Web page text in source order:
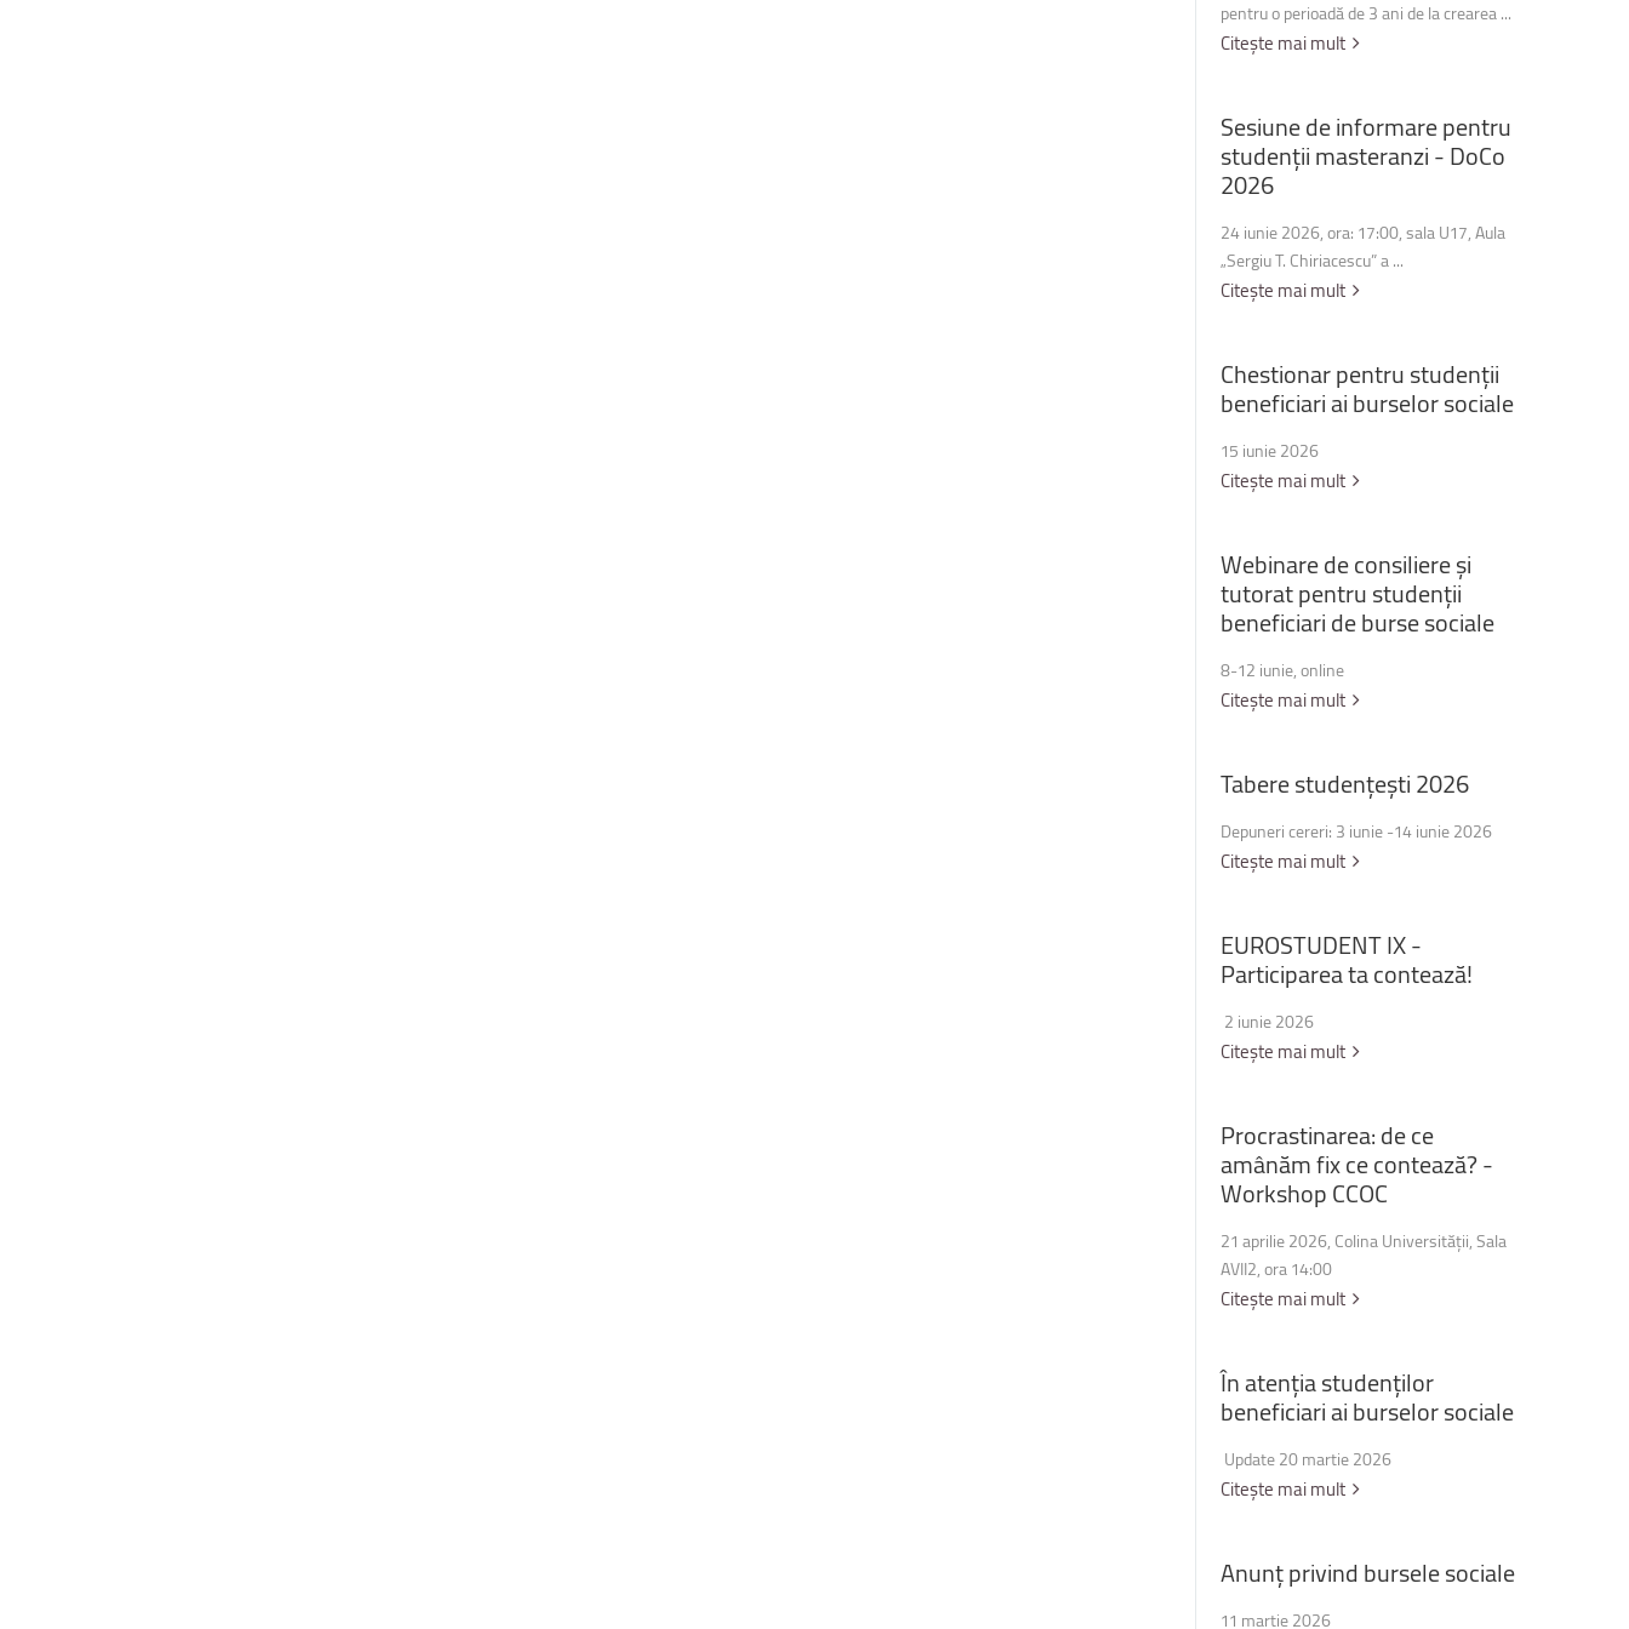
pentru o perioadă de 3 ani de la crearea ...
Citește mai mult
Sesiunedeinformarepentru
studențiimasteranzi-DoCo
2026
24 iunie 2026, ora: 17:00, sala U17, Aula
„Sergiu T. Chiriacescu” a ...
Citește mai mult
Chestionarpentrustudenții
beneficiariaiburselorsociale
15 iunie 2026
Citește mai mult
Webinaredeconsiliereși
tutoratpentrustudenții
beneficiaridebursesociale
8-12 iunie, online
Citește mai mult
Taberestudențești2026
Depuneri cereri: 3 iunie -14 iunie 2026
Citește mai mult
EUROSTUDENTIX-
Participareatacontează!
2 iunie 2026
Citește mai mult
Procrastinarea:dece
amânămfixcecontează?-
WorkshopCCOC
21 aprilie 2026, Colina Universității, Sala
AVII2, ora 14:00
Citește mai mult
Înatențiastudenților
beneficiariaiburselorsociale
Update 20 martie 2026
Citește mai mult
Anunțprivindburselesociale
11 martie 2026